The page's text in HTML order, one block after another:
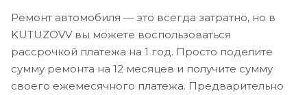
Ремонт автомобиля — это всегда затратно, но в
KUTUZOVV вы можете воспользоваться
рассрочкой платежа на 1 год. Просто поделите
сумму ремонта на 12 месяцев и получите сумму
своего ежемесячного платежа. Предварительно